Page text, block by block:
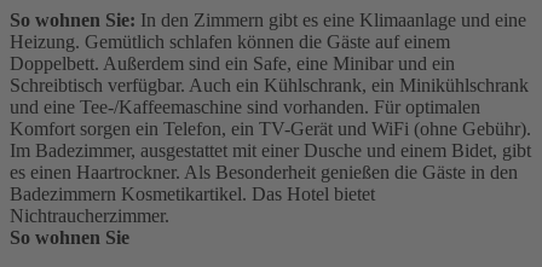
So wohnen Sie: In den Zimmern gibt es eine Klimaanlage und eine
Heizung. Gemütlich schlafen können die Gäste auf einem
Doppelbett. Außerdem sind ein Safe, eine Minibar und ein
Schreibtisch verfügbar. Auch ein Kühlschrank, ein Minikühlschrank
und eine Tee-/Kaffeemaschine sind vorhanden. Für optimalen
Komfort sorgen ein Telefon, ein TV-Gerät und WiFi (ohne Gebühr).
Im Badezimmer, ausgestattet mit einer Dusche und einem Bidet, gibt
es einen Haartrockner. Als Besonderheit genießen die Gäste in den
Badezimmern Kosmetikartikel. Das Hotel bietet
Nichtraucherzimmer.
So wohnen Sie